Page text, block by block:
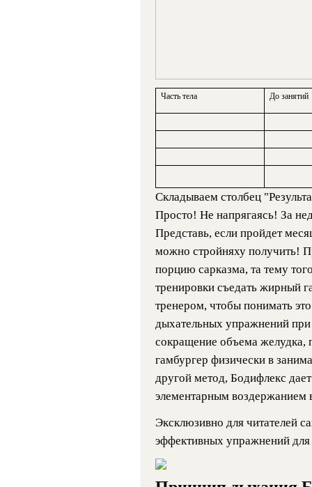
Часть тела До занятий
Складываем столбец
Просто! Не напрягаясь! За
Представь, если пройдет
можно стройняху получить!
порцию сарказма, та тему
тренировки съедать жирный
тренером, чтобы понимать
дыхательных упражнений
сокращение объема желудка,
гамбургер физически в
другой метод, Бодифлекс
элементарным воздержанием
Эксклюзивно для читателей
эффективных упражнений